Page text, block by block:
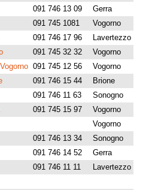
091 746 13 09
Gerra
091 745 1081
Vogorno
091 746 17 96
Lavertezzo
091 745 32 32
Vogorno
091 745 12 56
Vogorno
091 746 15 44
Brione
091 746 11 63
Sonogno
091 745 15 97
Vogorno
Vogorno
091 746 13 34
Sonogno
091 746 14 52
Gerra
091 746 11 11
Lavertezzo